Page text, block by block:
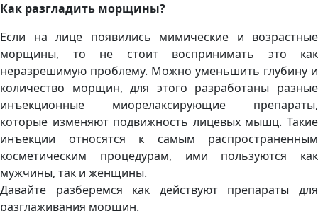
Как разгладить морщины?
Если на лице появились мимические и возрастные
морщины, то не стоит воспринимать это как
неразрешимую проблему. Можно уменьшить глубину и
количество морщин, для этого разработаны разные
инъекционные миорелаксирующие препараты,
которые изменяют подвижность лицевых мышц. Такие
инъекции относятся к самым распространенным
косметическим процедурам, ими пользуются как
мужчины, так и женщины.
Давайте разберемся как действуют препараты для
разглаживания морщин.